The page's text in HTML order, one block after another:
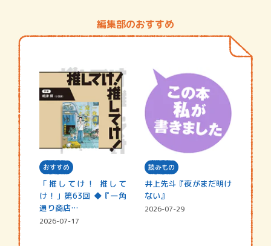
編集部のおすすめ
おすすめ
「推してけ！ 推して
け！」第63回 ◆『一角
通り商店…
2026-07-17
読みもの
井上先斗『夜がまだ明け
ない』
2026-07-29